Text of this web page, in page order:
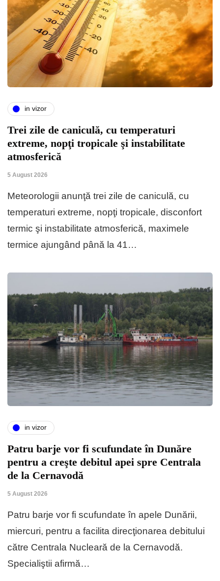
in vizor
Trei zile de caniculă, cu temperaturi
extreme, nopţi tropicale şi instabilitate
atmosferică
5 August 2026
Meteorologii anunţă trei zile de caniculă, cu
temperaturi extreme, nopţi tropicale, disconfort
termic şi instabilitate atmosferică, maximele
termice ajungând până la 41…
in vizor
Patru barje vor fi scufundate în Dunăre
pentru a creşte debitul apei spre Centrala
de la Cernavodă
5 August 2026
Patru barje vor fi scufundate în apele Dunării,
miercuri, pentru a facilita direcţionarea debitului
către Centrala Nucleară de la Cernavodă.
Specialiştii afirmă…